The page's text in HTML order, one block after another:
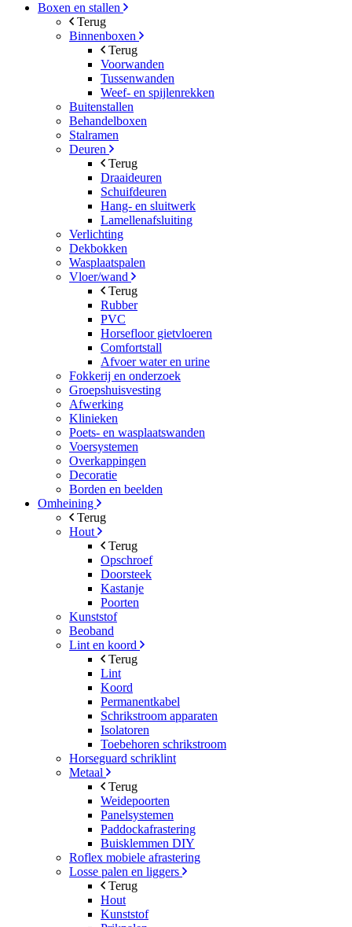
Boxen en stallen
Terug
Binnenboxen
Terug
Voorwanden
Tussenwanden
Weef- en spijlenrekken
Buitenstallen
Behandelboxen
Stalramen
Deuren
Terug
Draaideuren
Schuifdeuren
Hang- en sluitwerk
Lamellenafsluiting
Verlichting
Dekbokken
Wasplaatspalen
Vloer/wand
Terug
Rubber
PVC
Horsefloor gietvloeren
Comfortstall
Afvoer water en urine
Fokkerij en onderzoek
Groepshuisvesting
Afwerking
Klinieken
Poets- en wasplaatswanden
Voersystemen
Overkappingen
Decoratie
Borden en beelden
Omheining
Terug
Hout
Terug
Opschroef
Doorsteek
Kastanje
Poorten
Kunststof
Beoband
Lint en koord
Terug
Lint
Koord
Permanentkabel
Schrikstroom apparaten
Isolatoren
Toebehoren schrikstroom
Horseguard schriklint
Metaal
Terug
Weidepoorten
Panelsystemen
Paddockafrastering
Buisklemmen DIY
Roflex mobiele afrastering
Losse palen en liggers
Terug
Hout
Kunststof